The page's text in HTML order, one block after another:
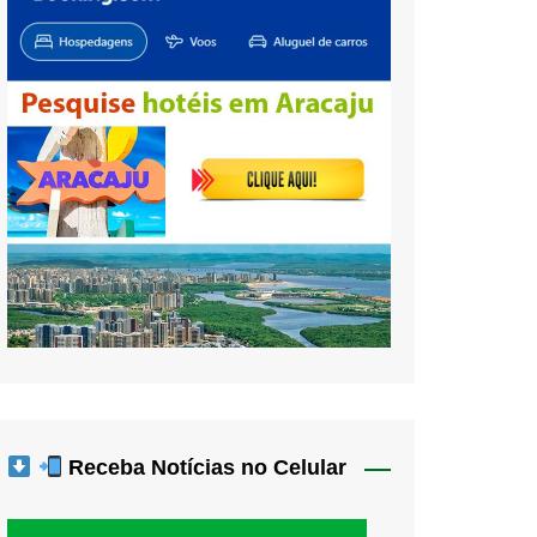
Receba Notícias no Celular